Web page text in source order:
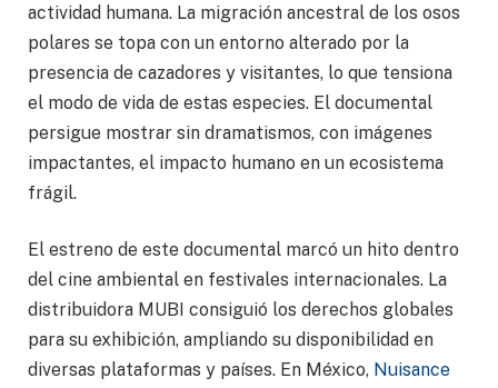
actividad humana. La migración ancestral de los osos
polares se topa con un entorno alterado por la
presencia de cazadores y visitantes, lo que tensiona
el modo de vida de estas especies. El documental
persigue mostrar sin dramatismos, con imágenes
impactantes, el impacto humano en un ecosistema
frágil.
El estreno de este documental marcó un hito dentro
del cine ambiental en festivales internacionales. La
distribuidora MUBI consiguió los derechos globales
para su exhibición, ampliando su disponibilidad en
diversas plataformas y países. En México, Nuisance